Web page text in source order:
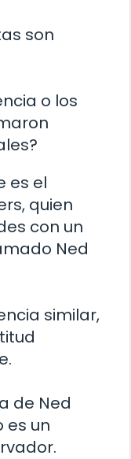
son
o los
es el
quien
con un
Ned
similar,
de Ned
es un